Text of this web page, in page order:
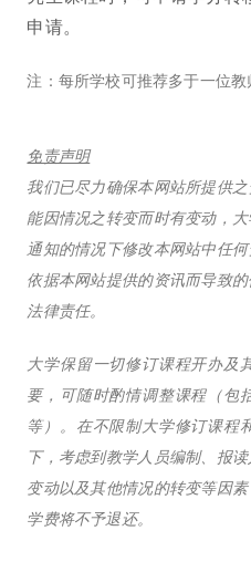
申请。
注：每所学校可推荐多于一位教
免责声明
我们已尽力确保本网站所提供
能因情况之转变而时有变动，
通知的情况下修改本网站中任
依据本网站提供的资讯而导致
法律责任。
大学保留一切修订课程开办及
要，可随时酌情调整课程（包
等）。在不限制大学修订课程
下，考虑到教学人员编制、报
变动以及其他情况的转变等因
学费将不予退还。